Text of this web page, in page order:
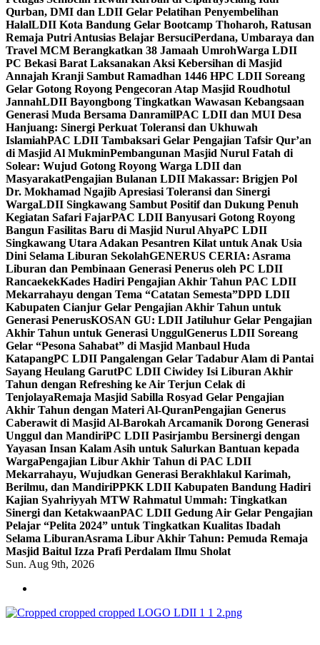
Qurban, DMI dan LDII Gelar Pelatihan Penyembelihan
HalalLDII Kota Bandung Gelar Bootcamp Thoharoh, Ratusan
Remaja Putri Antusias Belajar BersuciPerdana, Umbaraya dan
Travel MCM Berangkatkan 38 Jamaah UmrohWarga LDII
PC Bekasi Barat Laksanakan Aksi Kebersihan di Masjid
Annajah Kranji Sambut Ramadhan 1446 HPC LDII Soreang
Gelar Gotong Royong Pengecoran Atap Masjid Roudhotul
JannahLDII Bayongbong Tingkatkan Wawasan Kebangsaan
Generasi Muda Bersama DanramilPAC LDII dan MUI Desa
Hanjuang: Sinergi Perkuat Toleransi dan Ukhuwah
IslamiahPAC LDII Tambaksari Gelar Pengajian Tafsir Qur’an
di Masjid Al MukminPembangunan Masjid Nurul Fatah di
Solear: Wujud Gotong Royong Warga LDII dan
MasyarakatPengajian Bulanan LDII Makassar: Brigjen Pol
Dr. Mokhamad Ngajib Apresiasi Toleransi dan Sinergi
WargaLDII Singkawang Sambut Positif dan Dukung Penuh
Kegiatan Safari FajarPAC LDII Banyusari Gotong Royong
Bangun Fasilitas Baru di Masjid Nurul AhyaPC LDII
Singkawang Utara Adakan Pesantren Kilat untuk Anak Usia
Dini Selama Liburan SekolahGENERUS CERIA: Asrama
Liburan dan Pembinaan Generasi Penerus oleh PC LDII
RancaekekKades Hadiri Pengajian Akhir Tahun PAC LDII
Mekarrahayu dengan Tema “Catatan Semesta”DPD LDII
Kabupaten Cianjur Gelar Pengajian Akhir Tahun untuk
Generasi PenerusKOSAN GU: LDII Jatiluhur Gelar Pengajian
Akhir Tahun untuk Generasi UnggulGenerus LDII Soreang
Gelar “Pesona Sahabat” di Masjid Manbaul Huda
KatapangPC LDII Pangalengan Gelar Tadabur Alam di Pantai
Sayang Heulang GarutPC LDII Ciwidey Isi Liburan Akhir
Tahun dengan Refreshing ke Air Terjun Celak di
TenjolayaRemaja Masjid Sabilla Rosyad Gelar Pengajian
Akhir Tahun dengan Materi Al-QuranPengajian Generus
Caberawit di Masjid Al-Barokah Arcamanik Dorong Generasi
Unggul dan MandiriPC LDII Pasirjambu Bersinergi dengan
Yayasan Insan Kalam Asih untuk Salurkan Bantuan kepada
WargaPengajian Libur Akhir Tahun di PAC LDII
Mekarrahayu, Wujudkan Generasi Berakhlakul Karimah,
Berilmu, dan MandiriPPKK LDII Kabupaten Bandung Hadiri
Kajian Syahriyyah MTW Rahmatul Ummah: Tingkatkan
Sinergi dan KetakwaanPAC LDII Gedung Air Gelar Pengajian
Pelajar “Pelita 2024” untuk Tingkatkan Kualitas Ibadah
Selama LiburanAsrama Libur Akhir Tahun: Pemuda Remaja
Masjid Baitul Izza Prafi Perdalam Ilmu Sholat
Sun. Aug 9th, 2026